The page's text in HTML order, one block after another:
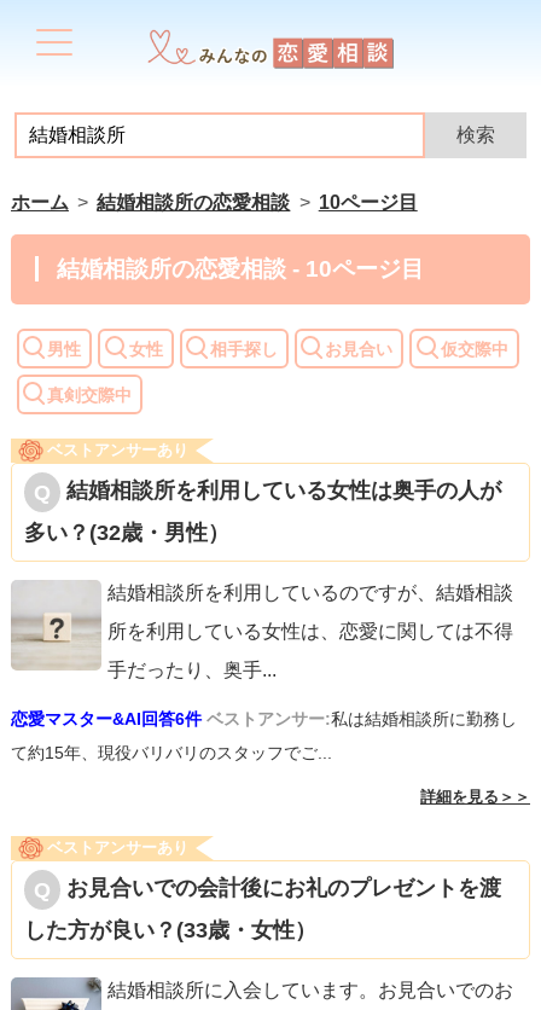
ホーム 結婚相談所の恋愛相談 10ページ目
結婚相談所の恋愛相談 - 10ページ目
男性 女性 相手探し お見合い 仮交際中
真剣交際中
ベストアンサーあり
結婚相談所を利用している女性は奥手の人が
多い？(32歳・男性）
結婚相談所を利用しているのですが、結婚相談
所を利用している女性は、恋愛に関しては不得
手だったり、奥手...
恋愛マスター&AI回答6件 ベストアンサー:私は結婚相談所に勤務し
て約15年、現役バリバリのスタッフでご...
詳細を見る＞＞
ベストアンサーあり
お見合いでの会計後にお礼のプレゼントを渡
した方が良い？(33歳・女性）
結婚相談所に入会しています。お見合いでのお